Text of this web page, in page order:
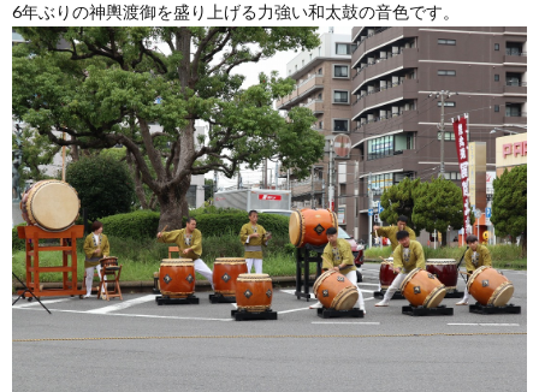
6年ぶりの神輿渡御を盛り上げる力強い和太鼓の音色です。